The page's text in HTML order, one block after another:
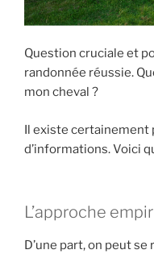
Question cruciale et
randonnée réussie.
mon cheval ?
Il existe certainement
d’informations. Voici
L’approche
D’une part, on peut se